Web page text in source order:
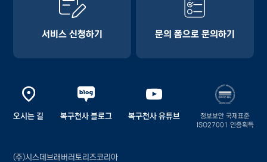
서비스 신청하기 문의 폼으로 문의하기
오시는 길 복구천사 블로그 복구천사 유튜브
정보보안 국제표준
ISO27001 인증획득
(주)시스데브래버러토리즈코리아